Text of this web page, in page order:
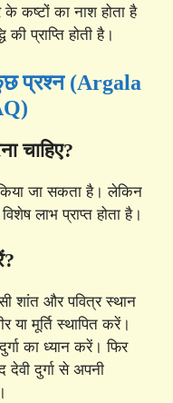
कष्टों का नाश होता है
प्राप्ति होती है।
प्रश्न (Argala
चाहिए?
जा सकता है। लेकिन
लाभ प्राप्त होता है।
शांत और पवित्र स्थान
या मूर्ति स्थापित करें।
का ध्यान करें। फिर
देवी दुर्गा से अपनी